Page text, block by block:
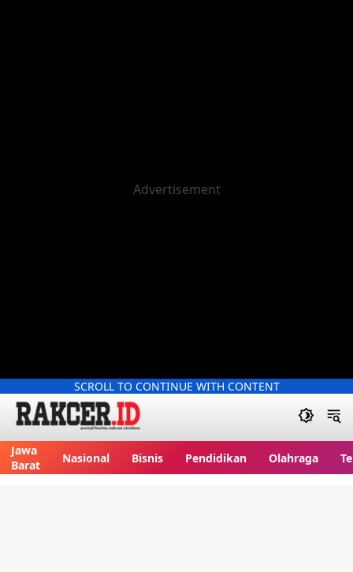
SCROLL TO CONTINUE WITH CONTENT
Jawa
Barat
Nasional Bisnis Pendidikan Olahraga